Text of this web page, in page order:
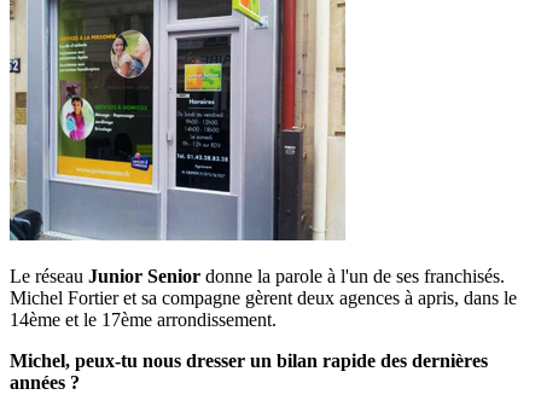
Le réseau Junior Senior donne la parole à l'un de ses franchisés.
Michel Fortier et sa compagne gèrent deux agences à apris, dans le
14ème et le 17ème arrondissement.
Michel, peux-tu nous dresser un bilan rapide des dernières
années ?